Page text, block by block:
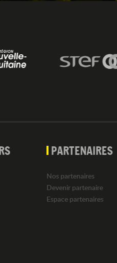
PARTENAIRES
Nos partenaires
Devenir partenaire
Espace partenaires